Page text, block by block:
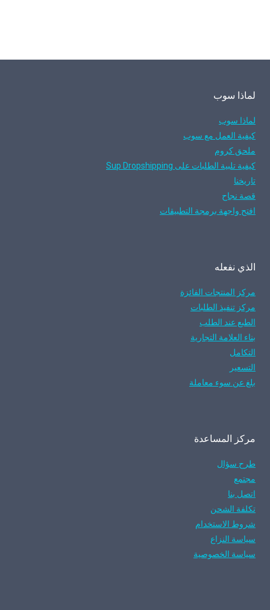
لماذا سوب
لماذا سوب
كيفية العمل مع سوب
ملحق كروم
كيفية تلبية الطلبات على Sup Dropshipping
تاريخنا
قصة نجاح
افتح واجهة برمجة التطبيقات
الذي نفعله
مركز المنتجات الفائزة
مركز تنفيذ الطلبات
الطبع عند الطلب
بناء العلامة التجارية
التكامل
التسعير
بلغ عن سوء معاملة
مركز المساعدة
طرح سؤال
مجتمع
اتصل بنا
تكلفة الشحن
شروط الاستخدام
سياسة النزاع
سياسة الخصوصية